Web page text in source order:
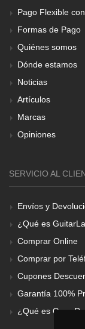
Pago Flexible
Formas de Pago
Quiénes somos
Dónde estamos
Noticias
Artículos
Marcas
Opiniones
SERVICIO AL
Envíos y
¿Qué es
Comprar Online
Comprar por
Cupones
Garantía 100%
¿Qué es Gear